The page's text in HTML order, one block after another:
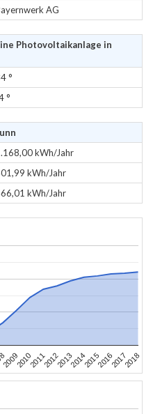
AG
Photovoltaikanlage in
°
°
kWh/Jahr
kWh/Jahr
kWh/Jahr
2009201020112012201320142015201620172018